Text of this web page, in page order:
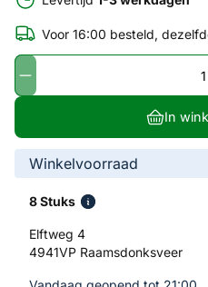
Voor 16:00 besteld,
In
Winkelvoorraad
8 Stuks
Elftweg 4
4941VP Raamsdonksveer